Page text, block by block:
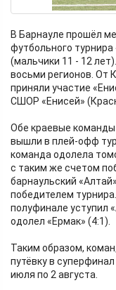
В Барнауле прошёл
футбольного
(мальчики 11 - 12
восьми регионов. От
приняли участие
СШОР «Енисей»
Обе краевые команды
вышли в плей-офф
команда одолела
с таким же счетом
барнаульский
победителем
полуфинале уступил
одолел «Ермак» (4:1).
Таким образом,
путёвку в
июля по 2 августа.